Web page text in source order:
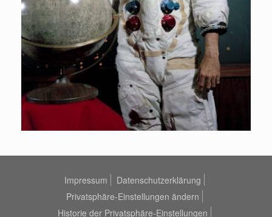
Impressum
Datenschutzerklärung
Privatsphäre-Einstellungen ändern
Historie der Privatsphäre-Einstellungen